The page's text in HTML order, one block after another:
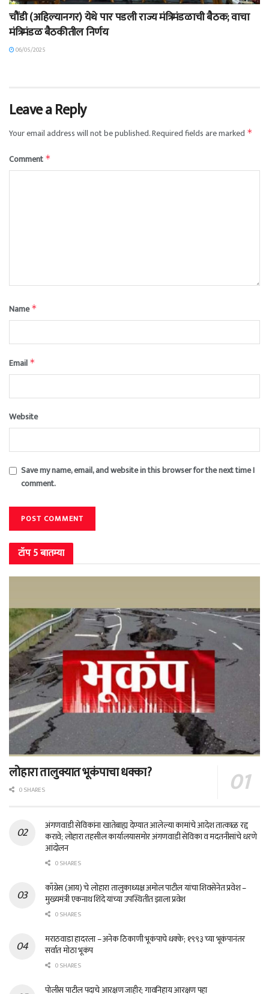
चौंडी (अहिल्यानगर) येथे पार पडली राज्य मंत्रिमंडळाची बैठक; वाचा
मंत्रिमंडळ बैठकीतील निर्णय
06/05/2025
Leave a Reply
Your email address will not be published.Required fields are marked *
Comment *
Name*
Email *
Website
Save my name, email, and website in this browser for the next time I
comment.
टॉप 5 बातम्या
लोहारा तालुक्यात भूकंपाचा धक्का?
0 SHARES
अंगणवाडी सेविकांना खातेबाह्य देण्यात आलेल्या कामांचे आदेश तात्काळ रद्द
करावे; लोहारा तहसील कार्यालयासमोर अंगणवाडी सेविका व मदतनीसांचे धरणे
आंदोलन
0 SHARES
काँग्रेस (आय) चे लोहारा तालुकाध्यक्ष अमोल पाटील यांचा शिवसेनेत प्रवेश –
मुख्यमंत्री एकनाथ शिंदे यांच्या उपस्थितीत झाला प्रवेश
0 SHARES
मराठवाडा हादरला – अनेक ठिकाणी भूकंपाचे धक्के; १९९३ च्या भूकंपानंतर
सर्वात मोठा भूकंप
0 SHARES
पोलीस पाटील पदाचे आरक्षण जाहीर; गावनिहाय आरक्षण पहा